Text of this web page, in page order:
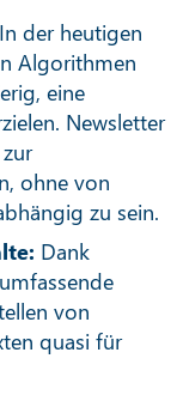
In der heutigen
Algorithmen
eine
Newsletter
ohne von
zu sein.
Dank
von
quasi für